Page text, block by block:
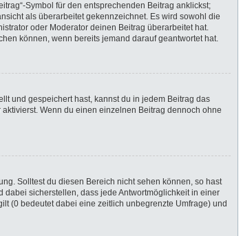
Symbol für den entsprechenden Beitrag anklickst;
als überarbeitet gekennzeichnet. Es wird sowohl die
oder Moderator deinen Beitrag überarbeitet hat.
können, wenn bereits jemand darauf geantwortet hat.
und gespeichert hast, kannst du in jedem Beitrag das
Wenn du einen einzelnen Beitrag dennoch ohne
Solltest du diesen Bereich nicht sehen können, so hast
sicherstellen, dass jede Antwortmöglichkeit in einer
(0 bedeutet dabei eine zeitlich unbegrenzte Umfrage) und